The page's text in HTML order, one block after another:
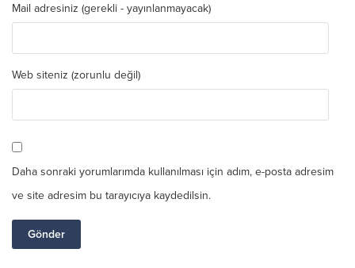
Mail adresiniz (gerekli - yayınlanmayacak)
Web siteniz (zorunlu değil)
Daha sonraki yorumlarımda kullanılması için adım, e-posta adresim
ve site adresim bu tarayıcıya kaydedilsin.